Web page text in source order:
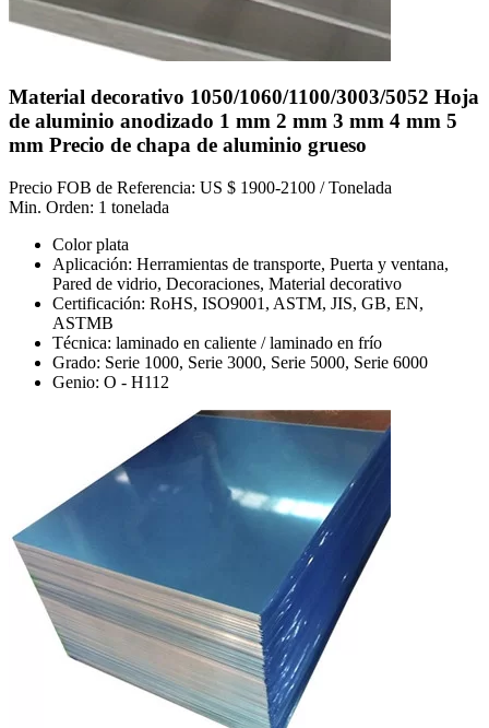
Material decorativo 1050/1060/1100/3003/5052 Hoja
de aluminio anodizado 1 mm 2 mm 3 mm 4 mm 5
mm Precio de chapa de aluminio grueso
Precio FOB de Referencia: US $ 1900-2100 / Tonelada
Min. Orden: 1 tonelada
Color plata
Aplicación: Herramientas de transporte, Puerta y ventana,
Pared de vidrio, Decoraciones, Material decorativo
Certificación: RoHS, ISO9001, ASTM, JIS, GB, EN,
ASTMB
Técnica: laminado en caliente / laminado en frío
Grado: Serie 1000, Serie 3000, Serie 5000, Serie 6000
Genio: O - H112